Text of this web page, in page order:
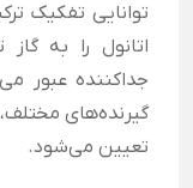
توانایی تفکیک
اتانول را به
جداکننده عبور
گیرنده‌های
تعیین می‌شود.